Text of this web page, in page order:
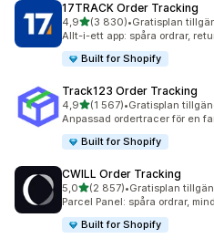
17TRACK Order Tracking
4,9av 5 stjärnor
(3 830)
3830 recensioner totalt
•Gratisplan
Allt-i-ett app: spåra ordrar,
Built for Shopify
Track123 Order Tracking
4,9av 5 stjärnor
(1 567)
1567 recensioner totalt
•Gratisplan
Anpassad ordertracer för en
Built for Shopify
CWILL Order Tracking
5,0av 5 stjärnor
(2 857)
2857 recensioner totalt
•Gratisplan
Parcel Panel: spåra ordrar,
Built for Shopify